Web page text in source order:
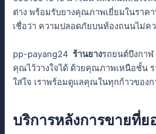
ต่าง พร้อมรับยางคุณภาพเยี่ยมในราค
เชื่อว่า ความปลอดภัยบนท้องถนนไม่ค
pp-payang24ร้านยางรถยนต์บึงกา
คุณไว้วางใจได้ ด้วยคุณภาพเหนือชั้น
ใส่ใจ เราพร้อมดูแลคุณในทุกก้าวของก
บริการหลังการขายที่ย